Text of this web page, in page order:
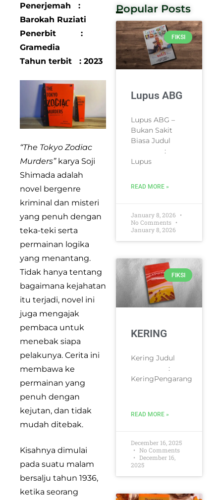
Penerjemah :
Barokah Ruziati
Penerbit :
Gramedia
Tahun terbit : 2023
“The Tokyo Zodiac
Murders”karya Soji
Shimada adalah
novel bergenre
kriminal dan misteri
yang penuh dengan
teka-teki serta
permainan logika
yang menantang.
Tidak hanya tentang
bagaimana kejahatan
itu terjadi, novel ini
juga mengajak
pembaca untuk
menebak siapa
pelakunya. Cerita ini
membawa ke
permainan yang
penuh dengan
kejutan, dan tidak
mudah ditebak.
Kisahnya dimulai
pada suatu malam
bersalju tahun 1936,
ketika seorang
Popular Posts
FIKSI
Lupus ABG
Lupus ABG –
Bukan Sakit
Biasa Judul
:
Lupus
READ MORE »
January 8, 2026
No Comments
January 8, 2026
FIKSI
KERING
Kering Judul
:
KeringPengarang
READ MORE »
December 16, 2025
No Comments
December 16,
2025